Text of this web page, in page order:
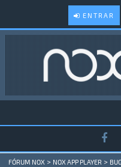
ENTRAR
FÓRUM NOX > NOX APP PLAYER >